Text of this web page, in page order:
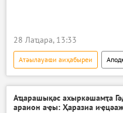
28 Лаҵара, 13:33
Атәылауаҩи аиҳабыреи
Аҵарашықәс ахыркәшамҭа
араион аҿы: Ҳаразиа